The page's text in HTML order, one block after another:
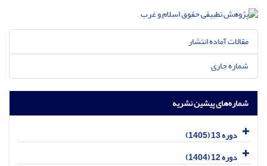
مقالات آماده انتشار
شماره جاری
شماره‌های پیشین نشریه
دوره 13 (1405)
دوره 12 (1404)